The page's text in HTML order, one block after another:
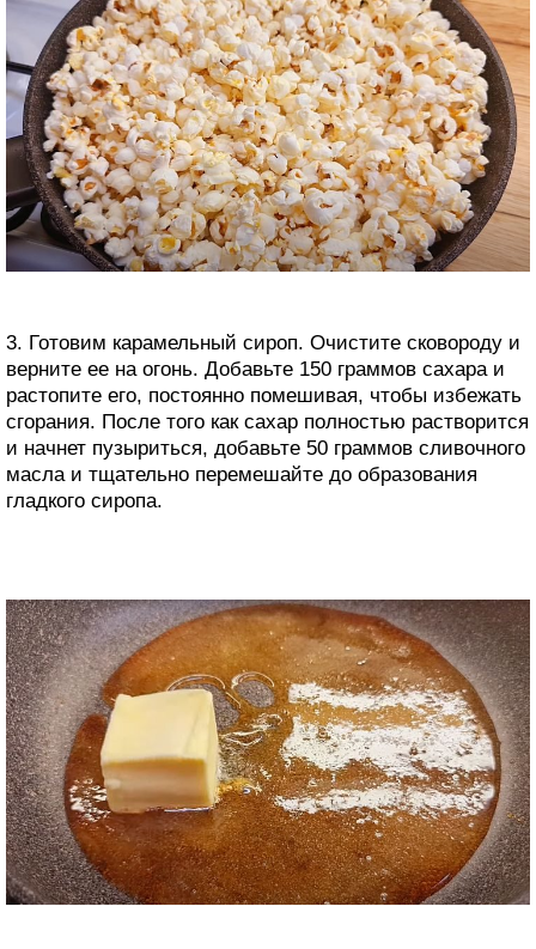
3. Готовим карамельный сироп. Очистите сковороду и
верните ее на огонь. Добавьте 150 граммов сахара и
растопите его, постоянно помешивая, чтобы избежать
сгорания. После того как сахар полностью растворится
и начнет пузыриться, добавьте 50 граммов сливочного
масла и тщательно перемешайте до образования
гладкого сиропа.